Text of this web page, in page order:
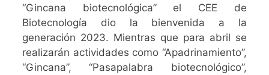
“Gincana biotecnológica” el CEE de
Biotecnología dio la bienvenida a la
generación 2023. Mientras que para abril se
realizarán actividades como “Apadrinamiento”,
“Gincana”, “Pasapalabra biotecnológico”,